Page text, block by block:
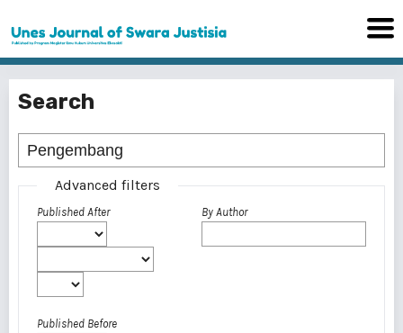
Search
Advanced filters
Published After
Published Before
By Author